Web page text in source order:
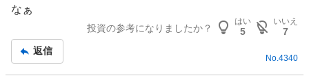
事
なぁ
投資の参考になりましたか？
はい
5
いいえ
7
返信
No. 4340